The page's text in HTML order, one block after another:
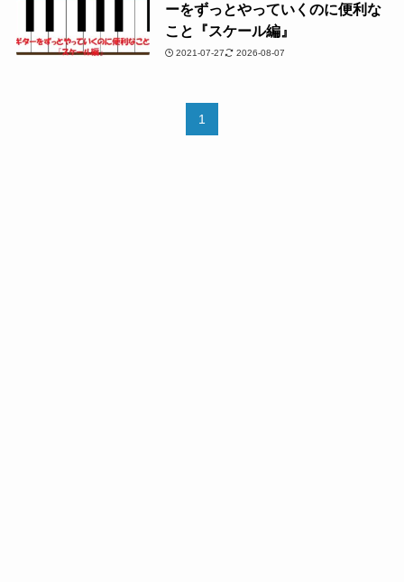
ーをずっとやっていくのに便利な
こと『スケール編』
2021-07-27 2026-08-07
1